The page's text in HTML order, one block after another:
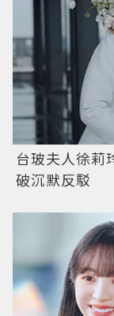
台玻夫人徐莉
破沉默反駁